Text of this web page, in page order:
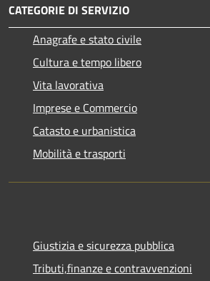
CATEGORIE DI SERVIZIO
Anagrafe e stato civile
Cultura e tempo libero
Vita lavorativa
Imprese e Commercio
Catasto e urbanistica
Mobilità e trasporti
Giustizia e sicurezza pubblica
Tributi,finanze e contravvenzioni